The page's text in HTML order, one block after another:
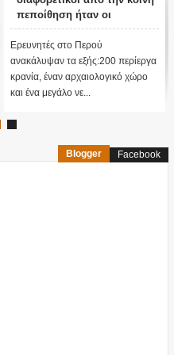
πεποίθηση ήταν οι
προγονοί μας;
Ερευνητές στο Περού
ανακάλυψαν τα εξής:200 περίεργα
κρανία, έναν αρχαιολογικό χώρο
και ένα μεγάλο νε...
Blogger Facebook